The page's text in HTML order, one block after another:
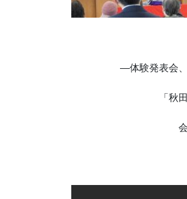
―体験発表会、クリ
「秋田なんれん
会報はホームペ